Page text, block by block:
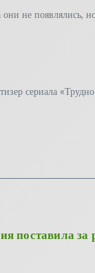
не появлялись,
сериала
поставила